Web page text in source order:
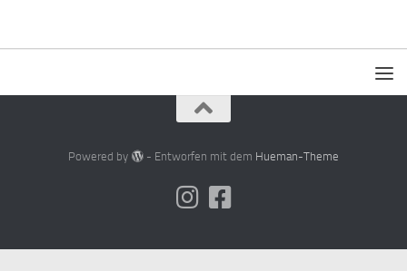
Powered by - Entworfen mit dem Hueman-Theme